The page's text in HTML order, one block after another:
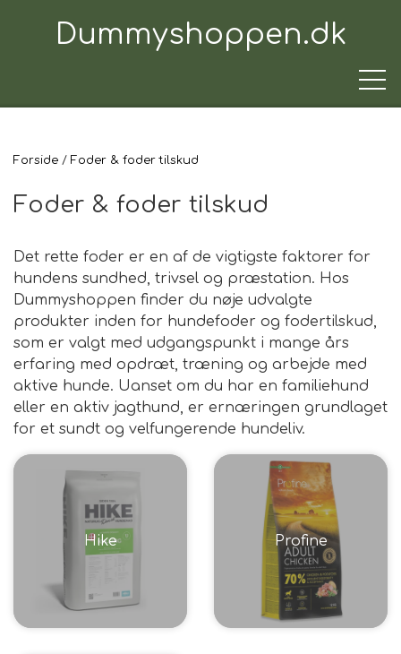
Dummyshoppen.dk
TRÆNINGSUDSTYR
TIL HUNDEN
TIL HUNDEFØREREN
TIL BILEN
FODER & FODER
PRÆMIER & GAVER
Forside Foder & foder tilskud
Foder & foder tilskud
Det rette foder er en af de vigtigste faktorer for
hundens sundhed, trivsel og præstation. Hos
Dummyshoppen finder du nøje udvalgte
produkter inden for hundefoder og fodertilskud,
som er valgt med udgangspunkt i mange års
erfaring med opdræt, træning og arbejde med
aktive hunde. Uanset om du har en familiehund
eller en aktiv jagthund, er ernæringen grundlaget
for et sundt og velfungerende hundeliv.
Hike Profine